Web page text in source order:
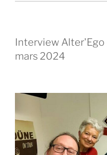
Interview Alter'Ego
mars 2024